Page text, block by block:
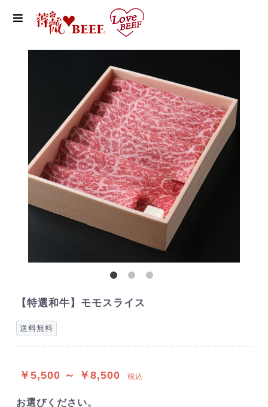
【特選和牛】モモスライス
送料無料
￥5,500 ～ ￥8,500 税込
お選びください。